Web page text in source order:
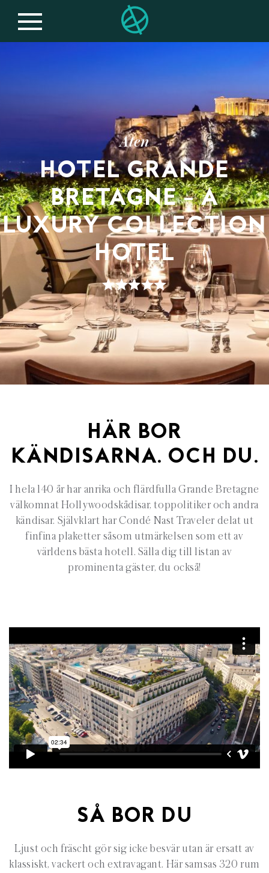
Aten
HOTEL GRANDE
BRETAGNE – A
LUXURY COLLECTION
HOTEL
HÄR BOR
KÄNDISARNA. OCH DU.
I hela 140 år har anrika och flärdfulla Grande Bretagne
välkomnat Hollywoodskådisar, toppolitiker och andra
kändisar. Självklart har Condé Nast Traveler delat ut
finfina plaketter såsom utmärkelsen som ett av
världens bästa hotell. Sälla dig till listan av
prominenta gäster, du också!
SÅ BOR DU
Ljust och fräscht gör sig icke besvär utan är ersatt av
klassiskt, vackert och extravagant. Här samsas 320 rum